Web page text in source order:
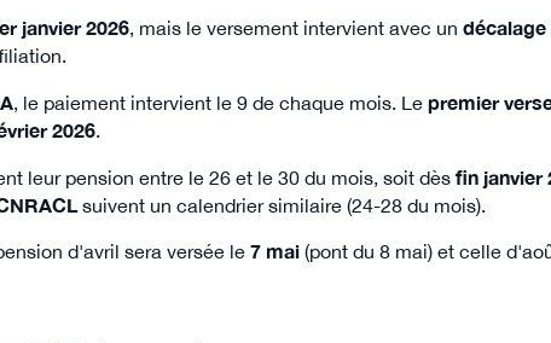
janvier 2026, mais le versement intervient avec un
, le paiement intervient le 9 de chaque mois. Lepremier
2026.
leur pension entre le 26 et le 30 du mois, soit dèsfin janvier
suivent un calendrier similaire (24-28 du mois).
d'avril sera versée le7 mai (pont du 8 mai) et celle